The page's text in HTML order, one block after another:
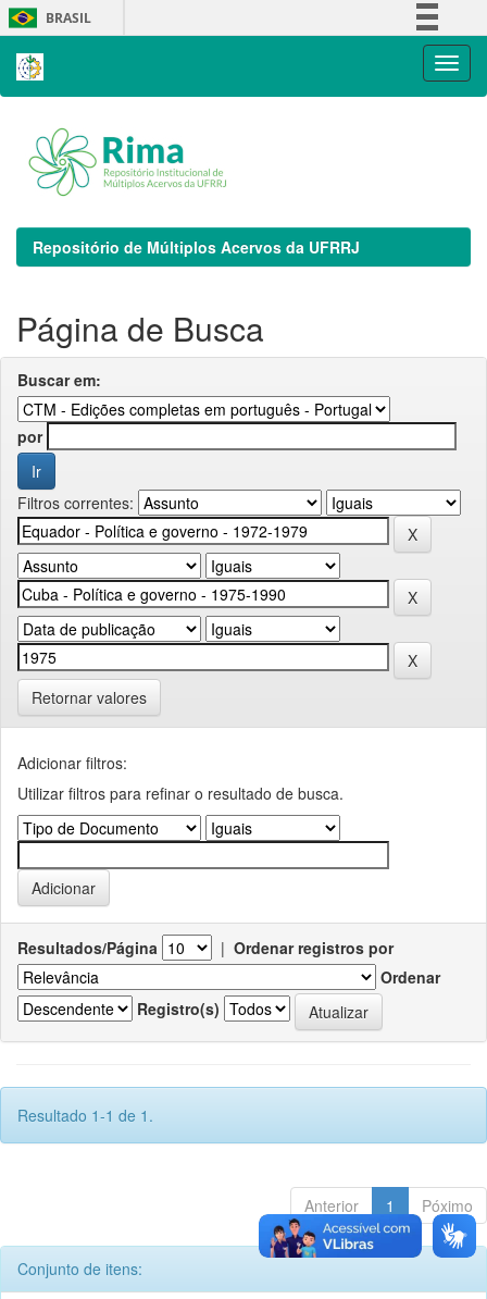
Skip
navigation
BRASIL
Repositório de Múltiplos Acervos da UFRRJ
Página de Busca
Buscar em:
por
Filtros correntes:
Retornar valores
Adicionar filtros:
Utilizar filtros para refinar o resultado de busca.
Resultados/Página | Ordenar registros por
Ordenar
Registro(s)
Resultado 1-1 de 1.
Anterior 1 Póximo
Conjunto de itens: